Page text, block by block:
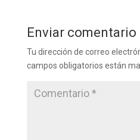
Enviar comentario
Tu dirección de correo
campos obligatorios están